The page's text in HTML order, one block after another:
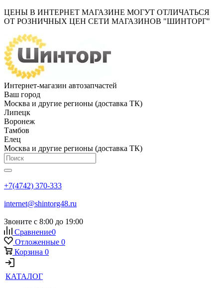
ЦЕНЫ В ИНТЕРНЕТ МАГАЗИНЕ МОГУТ ОТЛИЧАТЬСЯ
ОТ РОЗНИЧНЫХ ЦЕН СЕТИ МАГАЗИНОВ "ШИНТОРГ"
Интернет-магазин автозапчастей
Ваш город
Москва и другие регионы (доставка ТК)
Липецк
Воронеж
Тамбов
Елец
Москва и другие регионы (доставка ТК)
+7(4742) 370-333
internet@shintorg48.ru
Звоните с 8:00 до 19:00
Сравнение0
Отложенные 0
Корзина 0
КАТАЛОГ